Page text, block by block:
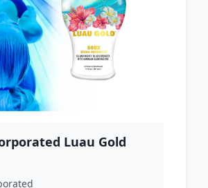
Luau Gold